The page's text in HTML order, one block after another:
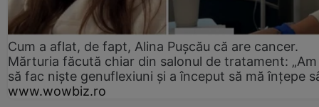
Cum a aflat, de fapt, Alina Pușcău că are cancer.
Mărturia făcută chiar din salonul de tratament:
să fac niște genuflexiuni și a început să mă înțepe
www.wowbiz.ro